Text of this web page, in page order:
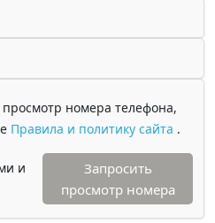
номера телефона,
Правила и политику сайта .
и
Запросить
просмотр номера